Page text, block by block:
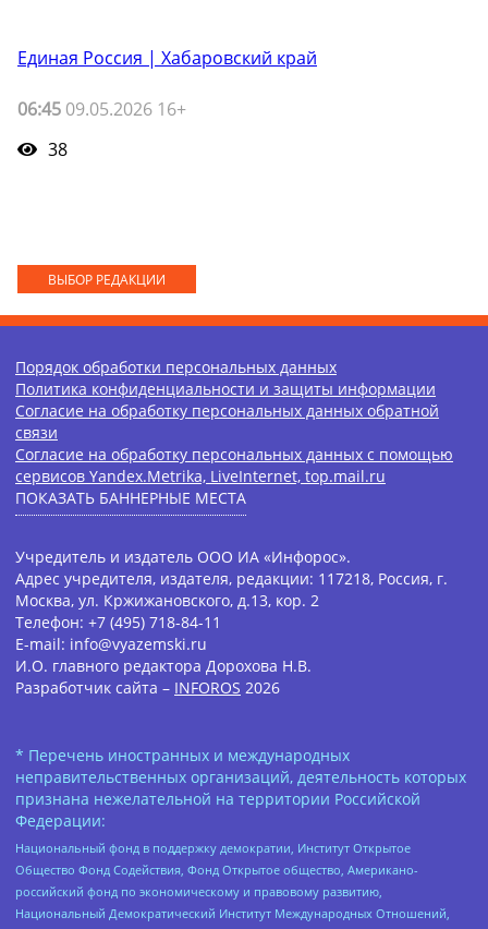
Единая Россия | Хабаровский край
06:45 09.05.2026 16+
38
ВЫБОР РЕДАКЦИИ
Порядок обработки персональных данных
Политика конфиденциальности и защиты информации
Согласие на обработку персональных данных обратной
связи
Согласие на обработку персональных данных с помощью
сервисов Yandex.Metrika, LiveInternet, top.mail.ru
ПОКАЗАТЬ БАННЕРНЫЕ МЕСТА
Учредитель и издатель ООО ИА «Инфорос».
Адрес учредителя, издателя, редакции: 117218, Россия, г.
Москва, ул. Кржижановского, д.13, кор. 2
Телефон: +7 (495) 718-84-11
E-mail: info@vyazemski.ru
И.О. главного редактора Дорохова Н.В.
Разработчик сайта – INFOROS 2026
* Перечень иностранных и международных
неправительственных организаций, деятельность которых
признана нежелательной на территории Российской
Федерации:
Национальный фонд в поддержку демократии, Институт Открытое
Общество Фонд Содействия, Фонд Открытое общество, Американо-
российский фонд по экономическому и правовому развитию,
Национальный Демократический Институт Международных Отношений,